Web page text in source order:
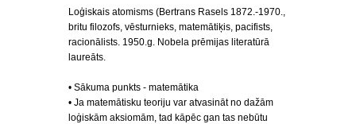
Loģiskais atomisms (Bertrans Rasels 1872.-1970.,
britu filozofs, vēsturnieks, matemātiķis, pacifists,
racionālists. 1950.g. Nobela prēmijas literatūrā
laureāts.
• Sākuma punkts - matemātika
• Ja matemātisku teoriju var atvasināt no dažām
loģiskām aksiomām, tad kāpēc gan tas nebūtu